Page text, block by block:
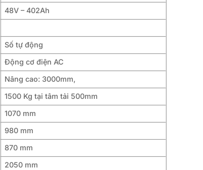
48V – 402Ah
Số tự động
Động cơ điện AC
Nâng cao: 3000mm,
1500 Kg tại tâm tải 500mm
1070 mm
980 mm
870 mm
2050 mm